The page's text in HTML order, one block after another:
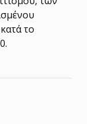
το